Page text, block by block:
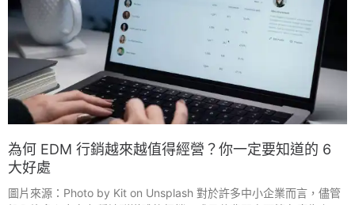
為何 EDM 行銷越來越值得經營？你一定要知道的 6
大好處
圖片來源：Photo by Kit on Unsplash 對於許多中小企業而言，儘管